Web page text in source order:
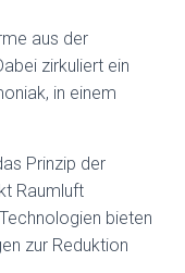
aus der
zirkuliert ein
in einem
Prinzip der
Raumluft
bieten
zur Reduktion